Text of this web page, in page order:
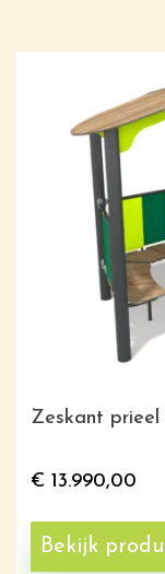
Zeskant prieel
€ 13.990,00
Bekijk